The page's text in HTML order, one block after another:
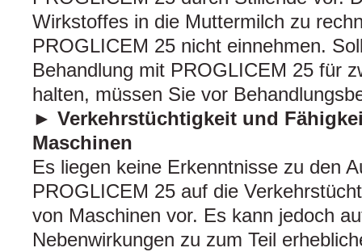
Wirkstoffes in die Muttermilch zu
PROGLICEM 25 nicht einnehmen.
Behandlung mit PROGLICEM 25 für
halten, müssen Sie vor
► Verkehrstüchtigkeit und
Maschinen
Es liegen keine Erkenntnisse zu den
PROGLICEM 25 auf die
von Maschinen vor. Es kann jedoch
Nebenwirkungen zu zum Teil